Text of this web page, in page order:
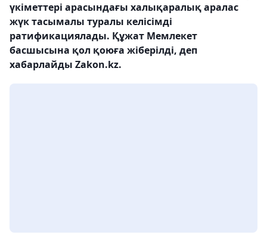
үкіметтері арасындағы халықаралық аралас
жүк тасымалы туралы келісімді
ратификациялады. Құжат Мемлекет
басшысына қол қоюға жіберілді, деп
хабарлайды Zakon.kz.